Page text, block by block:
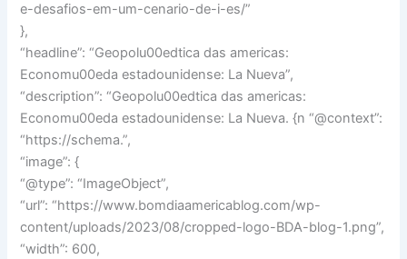
e-desafios-em-um-cenario-de-i-es/”
},
“headline”: “Geopolu00edtica das americas:
Economu00eda estadounidense: La Nueva”,
“description”: “Geopolu00edtica das americas:
Economu00eda estadounidense: La Nueva. {n “@context”:
“https://schema.”,
“image”: {
“@type”: “ImageObject”,
“url”: “https://www.bomdiaamericablog.com/wp-
content/uploads/2023/08/cropped-logo-BDA-blog-1.png”,
“width”: 600,